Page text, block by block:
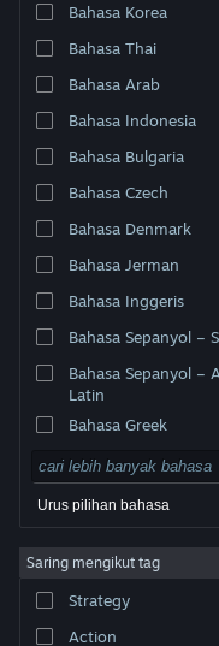
Lihat laman web desktop
© Valve Corporation. Hak cipta
tanda dagangan ialah hak milik
Perundangan|Accessibility
Steam| Bayaran balik
Bahasa Korea
Bahasa Thai
Bahasa Arab
Bahasa Indonesia
Bahasa Bulgaria
Bahasa Czech
Bahasa Denmark
Bahasa Jerman
Bahasa Inggeris
Bahasa Sepanyol –
Bahasa Sepanyol –
Latin
Bahasa Greek
Urus pilihan bahasa
Saring mengikut tag
Strategy
Action